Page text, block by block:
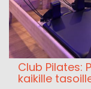
Club Pilates:
kaikille